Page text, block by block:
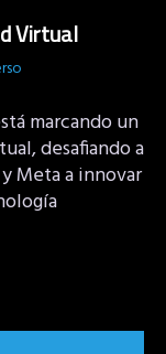
Virtual
marcando un
desafiando a
Meta a innovar